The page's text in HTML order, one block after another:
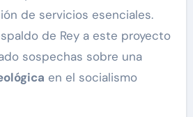
de servicios esenciales.
de Rey a este proyecto
sospechas sobre una
en el socialismo